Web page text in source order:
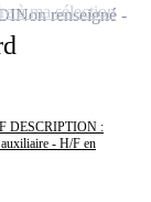
DESCRIPTION :
- H/F en
Non renseigné
à ma sélection